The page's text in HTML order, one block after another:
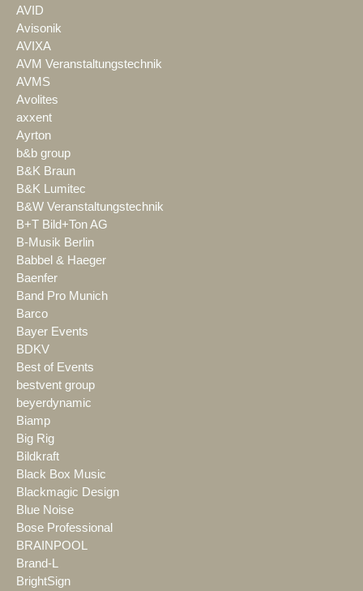
AVID
Avisonik
AVIXA
AVM Veranstaltungstechnik
AVMS
Avolites
axxent
Ayrton
b&b group
B&K Braun
B&K Lumitec
B&W Veranstaltungstechnik
B+T Bild+Ton AG
B-Musik Berlin
Babbel & Haeger
Baenfer
Band Pro Munich
Barco
Bayer Events
BDKV
Best of Events
bestvent group
beyerdynamic
Biamp
Big Rig
Bildkraft
Black Box Music
Blackmagic Design
Blue Noise
Bose Professional
BRAINPOOL
Brand-L
BrightSign